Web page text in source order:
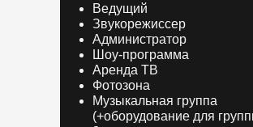
Ведущий
Звукорежиссер
Администратор
Шоу-программа
Аренда ТВ
Фотозона
Музыкальная группа
(+оборудование для